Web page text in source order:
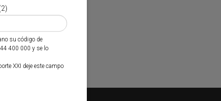
su código de
400 000 y se lo
XXI deje este campo